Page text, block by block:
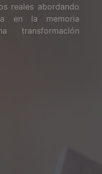
reales abordando
en la memoria
transformación